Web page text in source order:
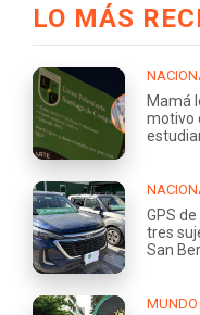
LO MÁS
Mamá
motivo
GPS
tres
San
MUNDO